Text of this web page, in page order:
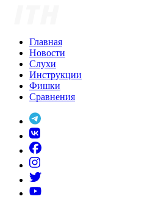
Главная
Новости
Слухи
Инструкции
Фишки
Сравнения